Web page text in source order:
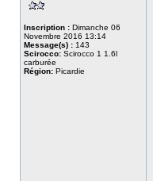
Inscription : Dimanche 06
Novembre 2016 13:14
Message(s) : 143
Scirocco: Scirocco 1 1.6l
carburée
Région: Picardie